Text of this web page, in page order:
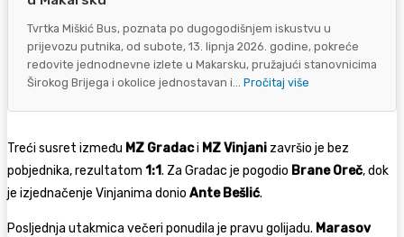
Tvrtka Miškić Bus, poznata po dugogodišnjem iskustvu u
prijevozu putnika, od subote, 13. lipnja 2026. godine, pokreće
redovite jednodnevne izlete u Makarsku, pružajući stanovnicima
Širokog Brijega i okolice jednostavan i... Pročitaj više
Treći susret između MZ Gradaci MZ Vinjani završio je bez
pobjednika, rezultatom 1:1. Za Gradac je pogodio Brane Oreč, dok
je izjednačenje Vinjanima donio Ante Bešlić.
Posljednja utakmica večeri ponudila je pravu golijadu. Marasov